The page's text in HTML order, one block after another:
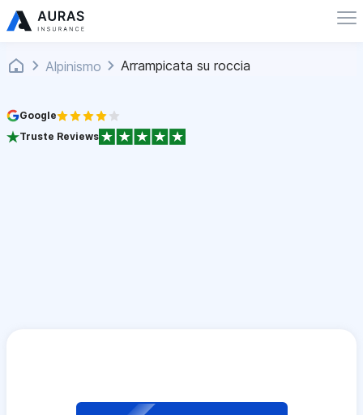
Alpinismo Arrampicata su roccia
Google
Truste Reviews